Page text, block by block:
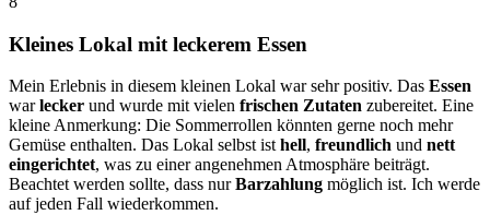
Kleines Lokal mit leckerem Essen
Mein Erlebnis in diesem kleinen Lokal war sehr positiv. Das Essen
warlecker und wurde mit vielen frischen Zutaten zubereitet. Eine
kleine Anmerkung: Die Sommerrollen könnten gerne noch mehr
Gemüse enthalten. Das Lokal selbst isthell, freundlich und nett
eingerichtet, was zu einer angenehmen Atmosphäre beiträgt.
Beachtet werden sollte, dass nurBarzahlung möglich ist. Ich werde
auf jeden Fall wiederkommen.